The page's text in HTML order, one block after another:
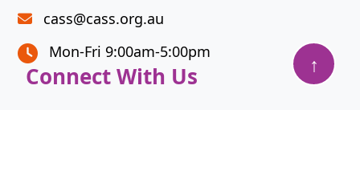
cass@cass.org.au
Mon-Fri 9:00am-5:00pm
Connect With Us ↑